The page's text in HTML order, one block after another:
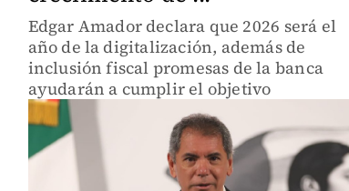
Edgar Amador declara que 2026 será el
año de la digitalización, además de
inclusión fiscal promesas de la banca
ayudarán a cumplir el objetivo